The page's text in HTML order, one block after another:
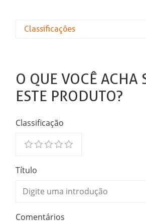
Classificações
O QUE VOCÊ ACHA
ESTE PRODUTO?
Classificação
Título
Comentários